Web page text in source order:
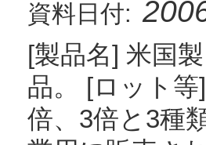
資料日付:
[製品名] 米国
品。 [ロット
倍、3倍と3種